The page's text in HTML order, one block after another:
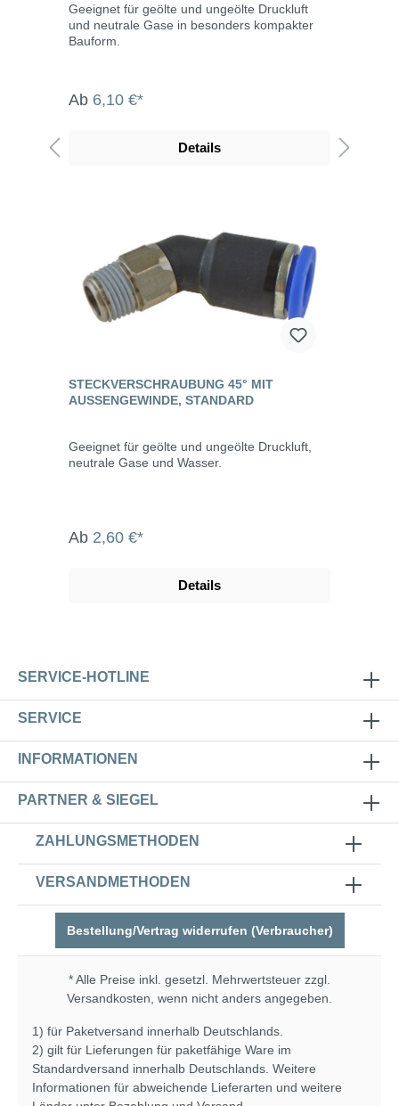
Geeignet für geölte und ungeölte Druckluft
und neutrale Gase in besonders kompakter
Bauform.
Ab 6,10 €*
Details
STECKVERSCHRAUBUNG 45° MIT
AUSSENGEWINDE, STANDARD
Geeignet für geölte und ungeölte Druckluft,
neutrale Gase und Wasser.
Ab 2,60 €*
Details
SERVICE-HOTLINE
SERVICE
INFORMATIONEN
PARTNER & SIEGEL
ZAHLUNGSMETHODEN
VERSANDMETHODEN
Bestellung/Vertrag widerrufen (Verbraucher)
* Alle Preise inkl. gesetzl. Mehrwertsteuer zzgl.
Versandkosten , wenn nicht anders angegeben.
1) für Paketversand innerhalb Deutschlands.
2) gilt für Lieferungen für paketfähige Ware im
Standardversand innerhalb Deutschlands. Weitere
Informationen für abweichende Lieferarten und weitere